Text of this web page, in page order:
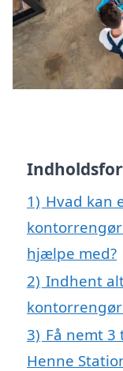
1) Hvad kan
hjælpe med?
2) Indhent
3) Få nemt
Henne